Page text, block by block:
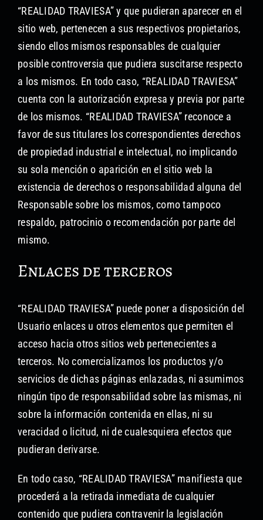
“REALIDAD TRAVIESA” y que pudieran aparecer en el
sitio web, pertenecen a sus respectivos propietarios,
siendo ellos mismos responsables de cualquier
posible controversia que pudiera suscitarse respecto
a los mismos. En todo caso, “REALIDAD TRAVIESA”
cuenta con la autorización expresa y previa por parte
de los mismos. “REALIDAD TRAVIESA” reconoce a
favor de sus titulares los correspondientes derechos
de propiedad industrial e intelectual, no implicando
su sola mención o aparición en el sitio web la
existencia de derechos o responsabilidad alguna del
Responsable sobre los mismos, como tampoco
respaldo, patrocinio o recomendación por parte del
mismo.
Enlaces de terceros
“REALIDAD TRAVIESA” puede poner a disposición del
Usuario enlaces u otros elementos que permiten el
acceso hacia otros sitios web pertenecientes a
terceros. No comercializamos los productos y/o
servicios de dichas páginas enlazadas, ni asumimos
ningún tipo de responsabilidad sobre las mismas, ni
sobre la información contenida en ellas, ni su
veracidad o licitud, ni de cualesquiera efectos que
pudieran derivarse.
En todo caso, “REALIDAD TRAVIESA” manifiesta que
procederá a la retirada inmediata de cualquier
contenido que pudiera contravenir la legislación